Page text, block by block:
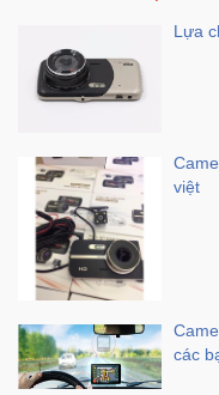
Khỏe
Thiết
Dụng
Cụ
Massage
Lựa
việt
các